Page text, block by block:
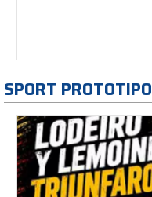
SPORT PROTOTIPO